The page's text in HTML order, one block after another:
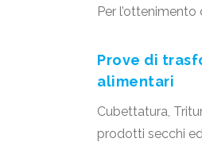
Per
Prove di
alimentari
Cubettatura,
prodotti secchi